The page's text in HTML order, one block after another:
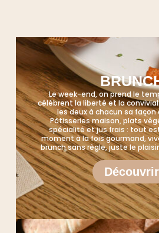
Le week-end, on prend le
célèbrent la liberté et la
les deux à chacun sa façon
Pâtisseries maison, plats
spécialité et jus frais : tout
moment à la fois gourmand,
brunch sans règle, juste le
Découvrir